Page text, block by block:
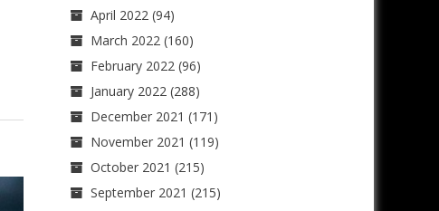
April 2022(94)
March 2022(160)
February 2022(96)
January 2022(288)
December 2021 (171)
November 2021 (119)
October 2021 (215)
September 2021 (215)